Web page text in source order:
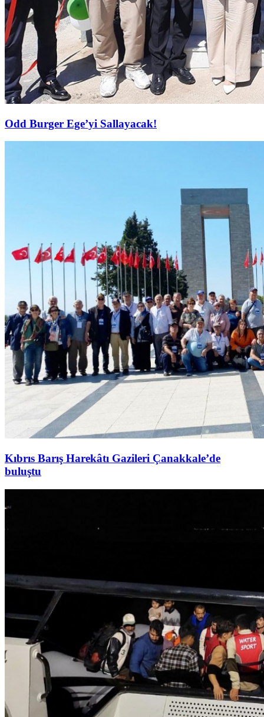
Odd Burger Ege’yi Sallayacak!
Kıbrıs Barış Harekâtı Gazileri Çanakkale’de
buluştu